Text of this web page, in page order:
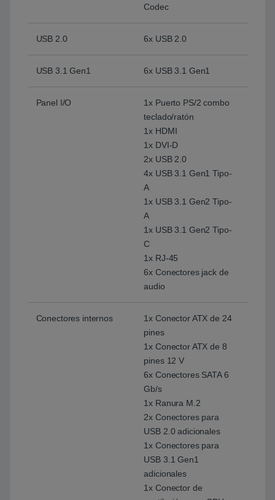
Codec
USB 2.0 6x USB 2.0
USB 3.1 Gen1 6x USB 3.1 Gen1
Panel I/O
1x Puerto PS/2 combo
teclado/ratón
1x HDMI
1x DVI-D
2x USB 2.0
4x USB 3.1 Gen1 Tipo-
A
1x USB 3.1 Gen2 Tipo-
A
1x USB 3.1 Gen2 Tipo-
C
1x RJ-45
6x Conectores jack de
audio
Conectores internos
1x Conector ATX de 24
pines
1x Conector ATX de 8
pines 12 V
6x Conectores SATA 6
Gb/s
1x Ranura M.2
2x Conectores para
USB 2.0 adicionales
1x Conectores para
USB 3.1 Gen1
adicionales
1x Conector de